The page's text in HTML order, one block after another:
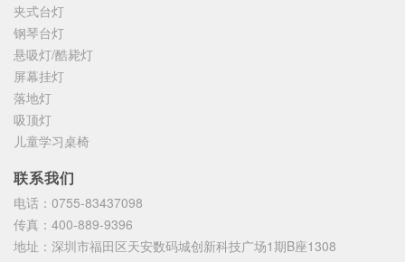
夹式台灯
钢琴台灯
悬吸灯/酷毙灯
屏幕挂灯
落地灯
吸顶灯
儿童学习桌椅
联系我们
电话： 0755-83437098
传真： 400-889-9396
地址： 深圳市福田区天安数码城创新科技广场1期B座1308